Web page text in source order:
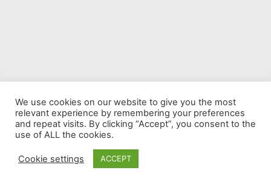
© Copyright 2025 | Društvo Alpsko mesto leta |
Varstvo osebnih podatkov
We use cookies on our website to give you the most
relevant experience by remembering your preferences
and repeat visits. By clicking “Accept”, you consent to the
use of ALL the cookies.
Cookie settings ACCEPT